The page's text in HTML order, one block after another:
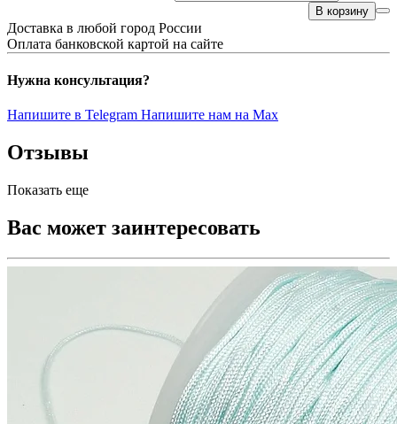
В корзину
Доставка в любой город России
Оплата банковской картой на сайте
Нужна консультация?
Напишите в Telegram Напишите нам на Max
Отзывы
Показать еще
Вас может заинтересовать